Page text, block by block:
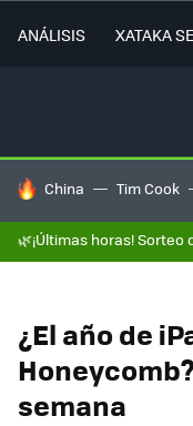
ANÁLISIS XATAKA
HOY SE HABLA DE
China Tim Cook
🌿¡Últimas horas!
¿El año de
semana